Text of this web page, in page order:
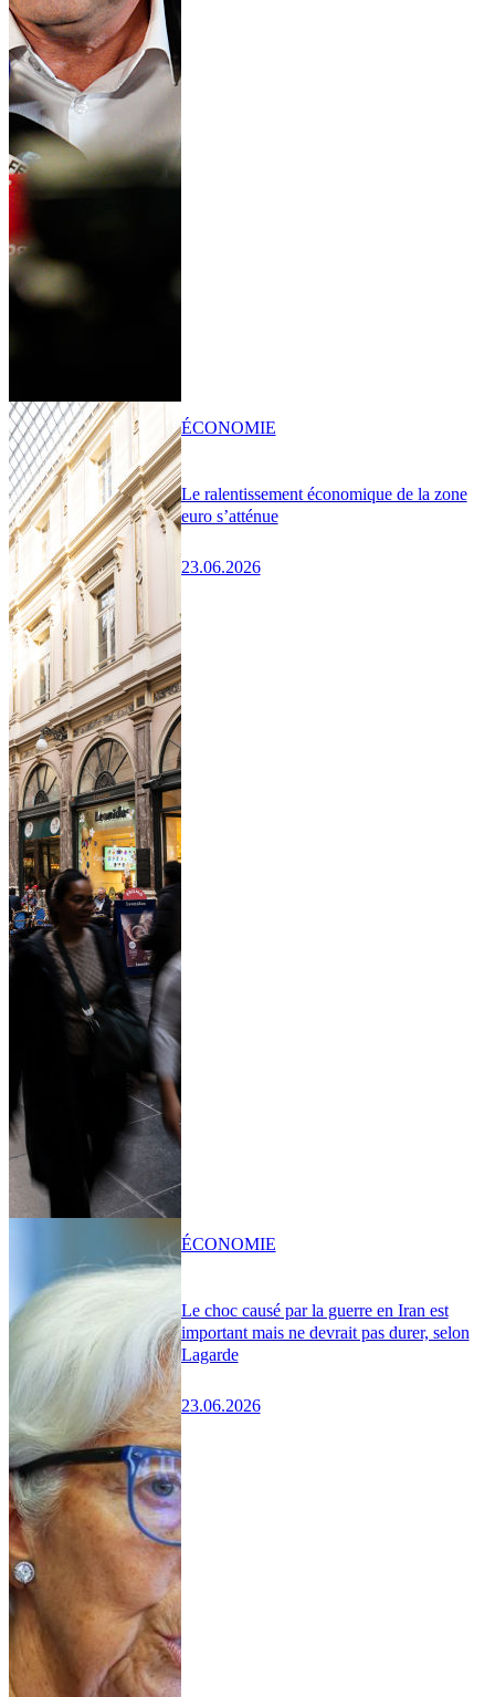
Le ralentissement économique de la zone
euro s’atténue
23.06.2026
ÉCONOMIE
Le choc causé par la guerre en Iran est
important mais ne devrait pas durer, selon
Lagarde
23.06.2026
ÉCONOMIE